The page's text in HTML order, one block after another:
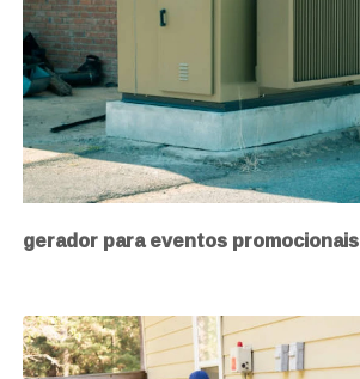
gerador para eventos promocionais